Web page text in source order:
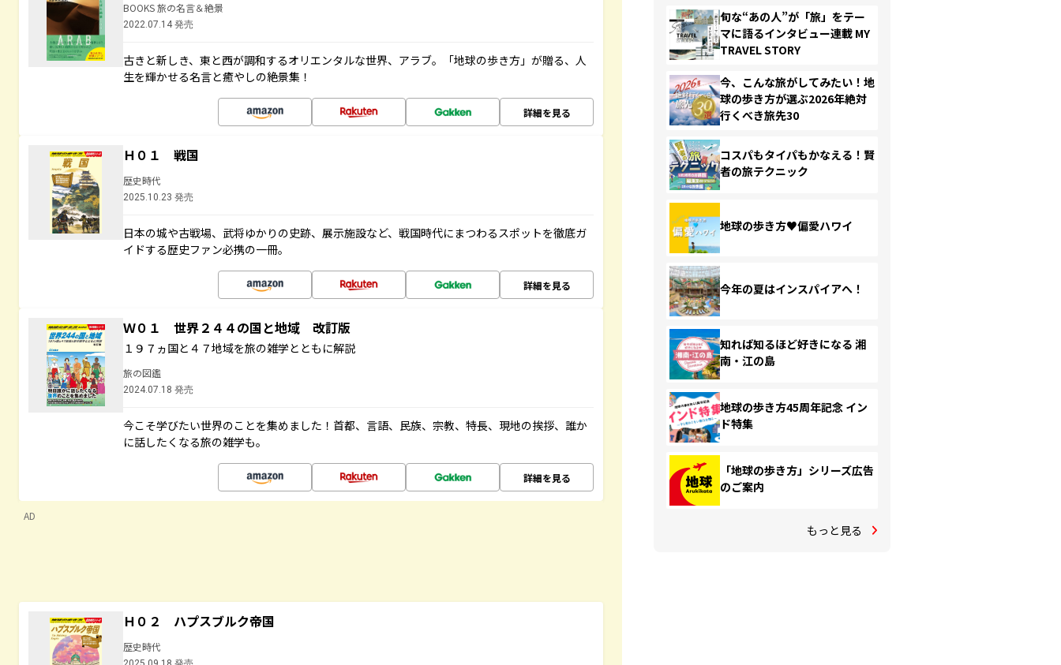
BOOKS 旅の名言＆絶景
2022.07.14 発売
古きと新しき、東と西が調和するオリエンタルな世界、アラブ。「地球の歩き方」が贈る、人
生を輝かせる名言と癒やしの絶景集！
詳細を見る
Ｈ０１ 戦国
歴史時代
2025.10.23 発売
日本の城や古戦場、武将ゆかりの史跡、展示施設など、戦国時代にまつわるスポットを徹底ガ
イドする歴史ファン必携の一冊。
詳細を見る
Ｗ０１ 世界２４４の国と地域 改訂版
１９７ヵ国と４７地域を旅の雑学とともに解説
旅の図鑑
2024.07.18 発売
今こそ学びたい世界のことを集めました！首都、言語、民族、宗教、特長、現地の挨拶、誰か
に話したくなる旅の雑学も。
詳細を見る
AD
Ｈ０２ ハプスブルク帝国
歴史時代
旬な“あの人”が「旅」をテー
マに語るインタビュー連載 MY
TRAVEL STORY
今、こんな旅がしてみたい！地
球の歩き方が選ぶ2026年絶対
行くべき旅先30
コスパもタイパもかなえる！賢
者の旅テクニック
地球の歩き方♥偏愛ハワイ
今年の夏はインスパイアへ！
知れば知るほど好きになる 湘
南・江の島
地球の歩き方45周年記念 イン
ド特集
「地球の歩き方」シリーズ広告
のご案内
もっと見る